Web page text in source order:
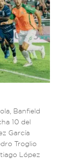
Banfield
10 del
García
Troglio
López